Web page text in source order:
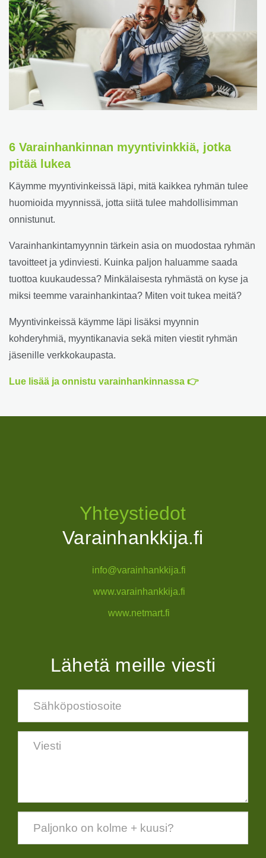
6 Varainhankinnan myyntivinkkiä, jotka
pitää lukea
Käymme myyntivinkeissä läpi, mitä kaikkea ryhmän tulee
huomioida myynnissä, jotta siitä tulee mahdollisimman
onnistunut.
Varainhankintamyynnin tärkein asia on muodostaa ryhmän
tavoitteet ja ydinviesti. Kuinka paljon haluamme saada
tuottoa kuukaudessa? Minkälaisesta ryhmästä on kyse ja
miksi teemme varainhankintaa? Miten voit tukea meitä?
Myyntivinkeissä käymme läpi lisäksi myynnin
kohderyhmiä, myyntikanavia sekä miten viestit ryhmän
jäsenille verkkokaupasta.
Lue lisää ja onnistu varainhankinnassa 👉
Yhteystiedot
Varainhankkija.fi
info@varainhankkija.fi
www.varainhankkija.fi
www.netmart.fi
Lähetä meille viesti